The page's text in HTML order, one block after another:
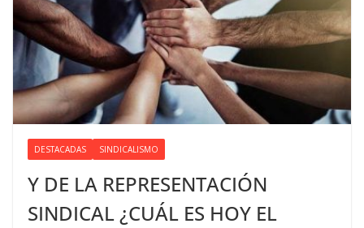
DESTACADAS SINDICALISMO
Y DE LA REPRESENTACIÓN
SINDICAL ¿CUÁL ES HOY EL